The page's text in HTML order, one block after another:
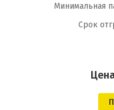
Минимальная
Срок